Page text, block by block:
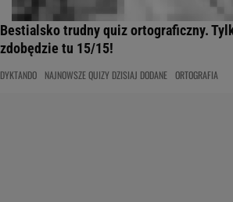
Bestialsko trudny quiz ortograficzny.
zdobędzie tu 15/15!
DYKTANDO NAJNOWSZE QUIZY DZISIAJ DODANE ORTOGRAFIA